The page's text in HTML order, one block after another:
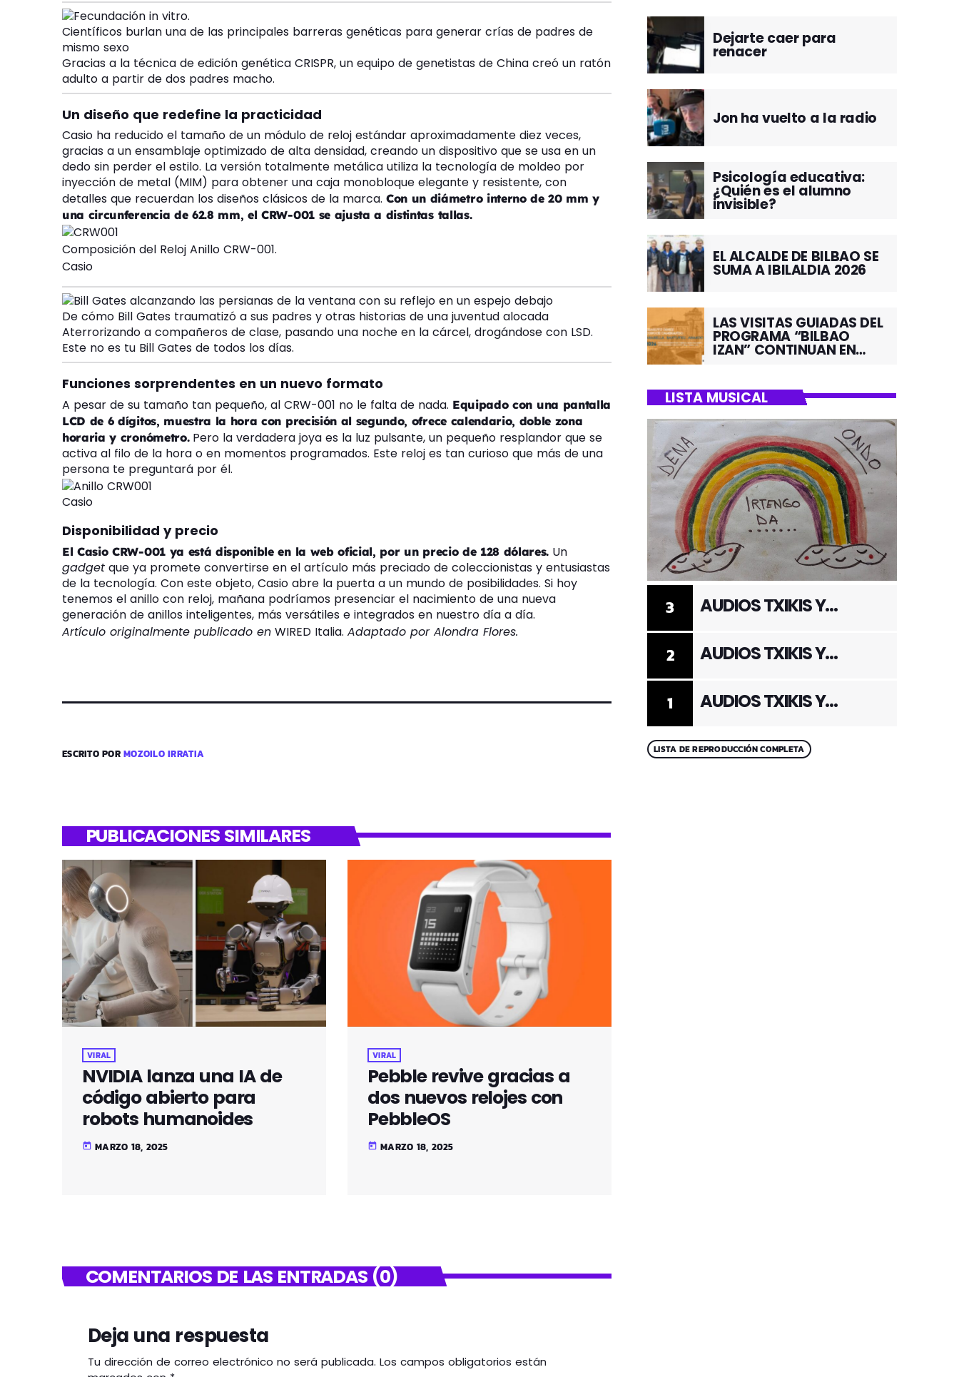
Científicos burlan una de las principales barreras genéticas para generar crías de padres de
mismo sexo
Gracias a la técnica de edición genética CRISPR, un equipo de genetistas de China creó un ratón
adulto a partir de dos padres macho.
Un diseño que redefine la practicidad
Casio ha reducido el tamaño de un módulo de reloj estándar aproximadamente diez veces,
gracias a un ensamblaje optimizado de alta densidad, creando un dispositivo que se usa en un
dedo sin perder el estilo. La versión totalmente metálica utiliza la tecnología de moldeo por
inyección de metal (MIM) para obtener una caja monobloque elegante y resistente, con
detalles que recuerdan los diseños clásicos de la marca. Con un diámetro interno de 20 mm y
una circunferencia de 62.8 mm, el CRW-001 se ajusta a distintas tallas.
Composición del Reloj Anillo CRW-001.
Casio
De cómo Bill Gates traumatizó a sus padres y otras historias de una juventud alocada
Aterrorizando a compañeros de clase, pasando una noche en la cárcel, drogándose con LSD.
Este no es tu Bill Gates de todos los días.
Funciones sorprendentes en un nuevo formato
A pesar de su tamaño tan pequeño, al CRW-001 no le falta de nada. Equipado con una pantalla
LCD de 6 dígitos, muestra la hora con precisión al segundo, ofrece calendario, doble zona
horaria y cronómetro.Pero la verdadera joya es la luz pulsante, un pequeño resplandor que se
activa al filo de la hora o en momentos programados. Este reloj es tan curioso que más de una
persona te preguntará por él.
Casio
Disponibilidad y precio
El Casio CRW-001 ya está disponible en la web oficial, por un precio de 128 dólares. Un
gadget que ya promete convertirse en el artículo más preciado de coleccionistas y entusiastas
de la tecnología. Con este objeto, Casio abre la puerta a un mundo de posibilidades. Si hoy
tenemos el anillo con reloj, mañana podríamos presenciar el nacimiento de una nueva
generación de anillos inteligentes, más versátiles e integrados en nuestro día a día.
Artículo originalmente publicado en WIRED Italia. Adaptado por Alondra Flores.
ESCRITO PORMOZOILO IRRATIA
PUBLICACIONES SIMILARES
VIRAL
NVIDIA lanza una IA de
código abierto para
robots humanoides
today MARZO 18, 2025
VIRAL
Pebble revive gracias a
dos nuevos relojes con
PebbleOS
today MARZO 18, 2025
COMENTARIOS DE LAS ENTRADAS (0)
Deja una respuesta
Tu dirección de correo electrónico no será publicada. Los campos obligatorios están
Dejarte caer para
renacer
Jon ha vuelto a la radio
Psicología educativa:
¿Quién es el alumno
invisible?
EL ALCALDE DE BILBAO SE
SUMA A IBILALDIA 2026
LAS VISITAS GUIADAS DEL
PROGRAMA “BILBAO
IZAN” CONTINUAN EN
LISTA MUSICAL
1 AUDIOS TXIKIS Y
2 AUDIOS TXIKIS Y
3 AUDIOS TXIKIS Y
LISTA DE REPRODUCCIÓN COMPLETA